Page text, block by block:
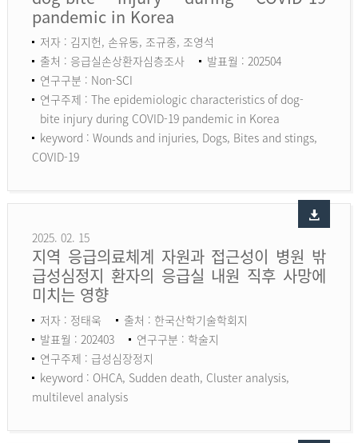
pandemic in Korea
저자 : 김지헌, 손유동, 조규종, 조영석
출처 : 응급실손상환자심층조사
발표월 : 202504
연구구분 : Non-SCI
연구주제 : The epidemiologic characteristics of dog-
bite injury during COVID-19 pandemic in Korea
keyword : Wounds and injuries, Dogs, Bites and stings,
COVID-19
2025. 02. 15
지역 응급의료체계 자원과 접근성이 병원 밖
급성심정지 환자의 응급실 내원 직후 사망에
미치는 영향
저자 : 정태욱
출처 : 한국산학기술학회지
발표월 : 202403
연구구분 : 학술지
연구주제 : 급성심장정지
keyword : OHCA, Sudden death, Cluster analysis,
multilevel analysis